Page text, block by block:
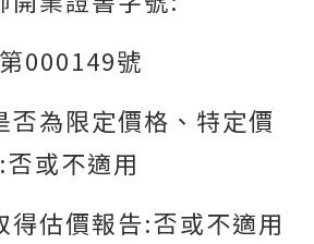
000149號
否為限定價格、特定價
或不適用
得估價報告:否或不適用